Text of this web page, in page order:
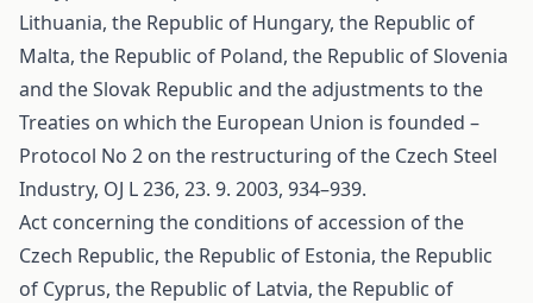
Lithuania, the Republic of Hungary, the Republic of
Malta, the Republic of Poland, the Republic of Slovenia
and the Slovak Republic and the adjustments to the
Treaties on which the European Union is founded –
Protocol No 2 on the restructuring of the Czech Steel
Industry, OJ L 236, 23. 9. 2003, 934–939.
Act concerning the conditions of accession of the
Czech Republic, the Republic of Estonia, the Republic
of Cyprus, the Republic of Latvia, the Republic of